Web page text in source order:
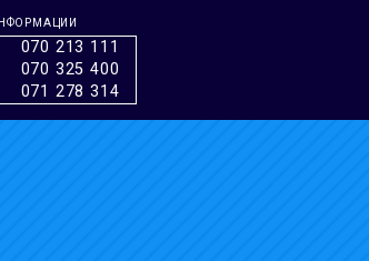
070 213 111
070 325 400
071 278 314